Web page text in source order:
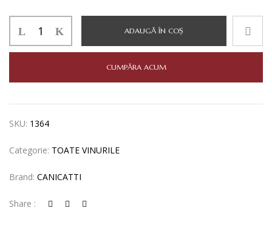
CANICATTI
ETNA
0.75L/
ADAUGĂ ÎN COȘ
CUMPĂRA ACUM
SKU: 1364
Categorie: TOATE VINURILE
Brand: CANICATTI
Share :